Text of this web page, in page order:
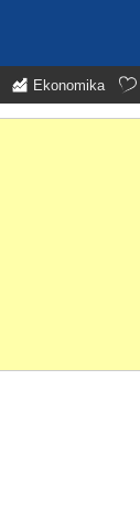
Ekonomika